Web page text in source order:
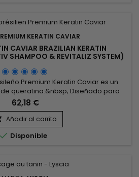
KERATIN CAVIAR
CAVIAR BRAZILIAN KERATIN
SHAMPOO & REVITALIZ SYSTEM)
Premium Keratin Caviar es un
queratina.&nbsp; Diseñado para
este alisado brasileño también es
cabello.&nbsp; Rica en Queratina,
y repara el cabello dañado y
de Queratina Premium brinda
flexibilidad, brillo,...
62,18 €
Añadir al carrito
 Disponible